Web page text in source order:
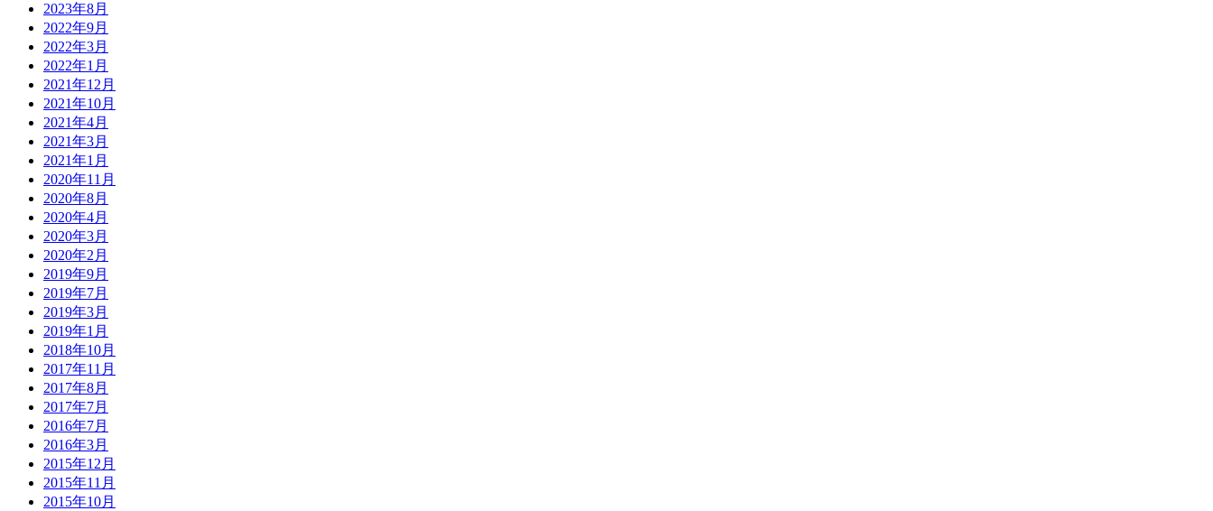
2023年8月
2022年9月
2022年3月
2022年1月
2021年12月
2021年10月
2021年4月
2021年3月
2021年1月
2020年11月
2020年8月
2020年4月
2020年3月
2020年2月
2019年9月
2019年7月
2019年3月
2019年1月
2018年10月
2017年11月
2017年8月
2017年7月
2016年7月
2016年3月
2015年12月
2015年11月
2015年10月